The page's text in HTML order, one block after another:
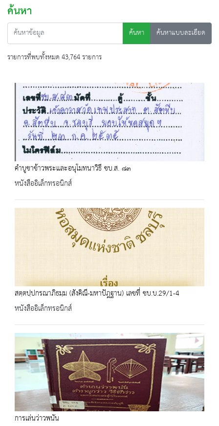
ค้นหา
ค้นหา
ค้นหาแบบละเอียด
รายการที่พบทั้งหมด 43,764 รายการ
คำบูชาข้าวพระและอนุโมทนาวิธี ชบ.ส. ๘๓
หนังสืออิเล็กทรอนิกส์
สตฺตปฺปกรณาภิธมฺม (สังคิณี-มหาปัฎฐาน) เลขที่ ชบ.บ.29/1-4
หนังสืออิเล็กทรอนิกส์
การเล่นว่าวพนัน